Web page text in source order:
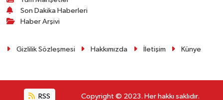
Son Dakika Haberleri
Haber Arşivi
Gizlilik Sözleşmesi Hakkımızda İletişim Künye
RSS Copyright © 2023. Her hakkı saklıdır.